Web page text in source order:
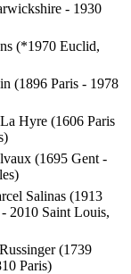
- 1930
(*1970 Euclid,
(1896 Paris - 1978
Hyre (1606 Paris
(1695 Gent -
Salinas (1913
2010 Saint Louis,
(1739
Paris)